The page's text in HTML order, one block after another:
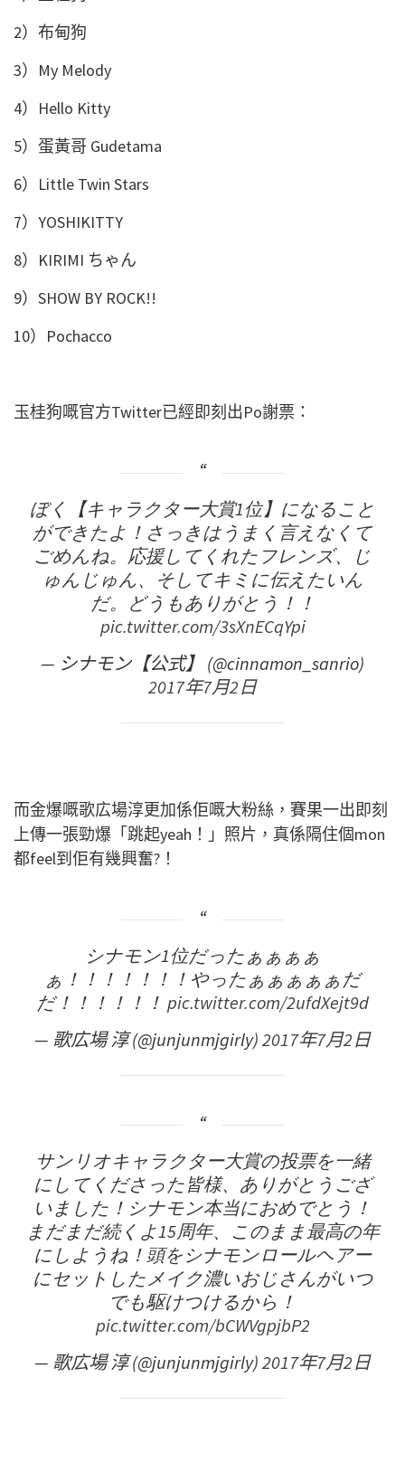
2）布甸狗
3）My Melody
4）Hello Kitty
5）蛋黃哥 Gudetama
6）Little Twin Stars
7）YOSHIKITTY
8）KIRIMI ちゃん
9）SHOW BY ROCK!!
10）Pochacco
玉桂狗嘅官方Twitter已經即刻出Po謝票：
ぼく【キャラクター大賞1位】になること
ができたよ！さっきはうまく言えなくて
ごめんね。応援してくれたフレンズ、じ
ゅんじゅん、そしてキミに伝えたいん
だ。どうもありがとう！！
pic.twitter.com/3sXnECqYpi
— シナモン【公式】 (@cinnamon_sanrio)
2017年7月2日
而金爆嘅歌広場淳更加係佢嘅大粉絲，賽果一出即刻
上傳一張勁爆「跳起yeah！」照片，真係隔住個mon
都feel到佢有幾興奮?！
シナモン1位だったぁぁぁぁ
ぁ！！！！！！！やったぁぁぁぁぁだ
だ！！！！！！ pic.twitter.com/2ufdXejt9d
— 歌広場 淳 (@junjunmjgirly)2017年7月2日
サンリオキャラクター大賞の投票を一緒
にしてくださった皆様、ありがとうござ
いました！シナモン本当におめでとう！
まだまだ続くよ15周年、このまま最高の年
にしようね！頭をシナモンロールヘアー
にセットしたメイク濃いおじさんがいつ
でも駆けつけるから！
pic.twitter.com/bCWVgpjbP2
— 歌広場 淳 (@junjunmjgirly)2017年7月2日